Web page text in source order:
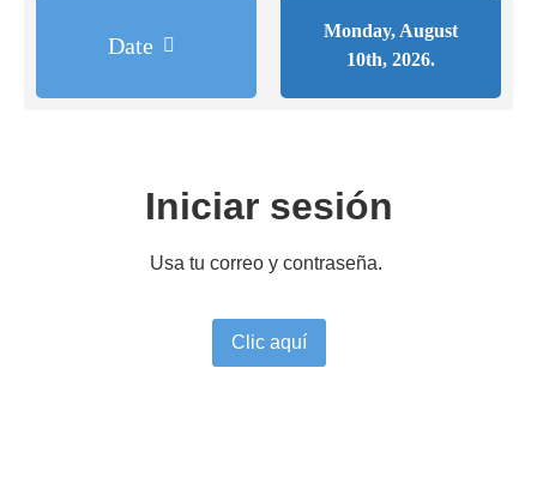
Date
Monday, August
10th, 2026.
Iniciar sesión
Usa tu correo y contraseña.
Clic aquí